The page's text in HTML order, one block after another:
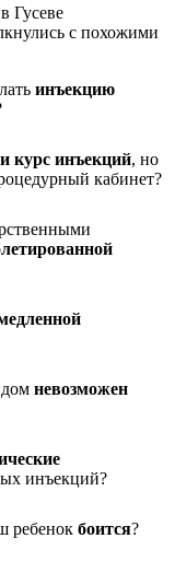
Гусеве
с похожими
инъекцию
курс инъекций, но
кабинет?
невозможен
инъекций?
ребенок боится?